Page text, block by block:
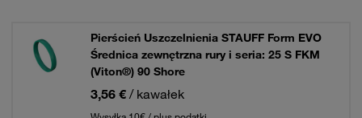
Pierścień Uszczelnienia STAUFF Form EVO
Średnica zewnętrzna rury i seria: 25 S FKM
(Viton®) 90 Shore
3,56 € / kawałek